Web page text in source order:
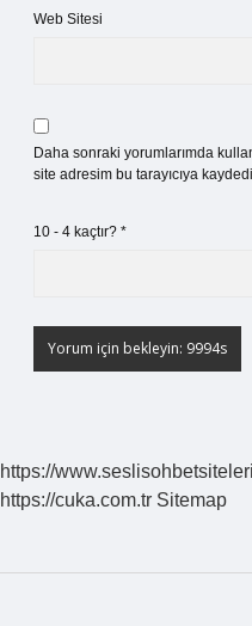
Web Sitesi
Daha sonraki yorumlarımda
site adresim bu tarayıcıya
10 - 4 kaçtır? *
https://
https://cuka.com.tr Sitemap